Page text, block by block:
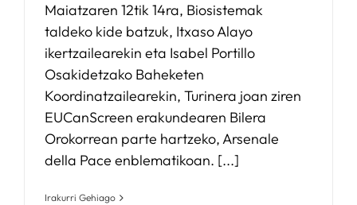
Maiatzaren 12tik 14ra, Biosistemak
taldeko kide batzuk, Itxaso Alayo
ikertzailearekin eta Isabel Portillo
Osakidetzako Baheketen
Koordinatzailearekin, Turinera joan ziren
EUCanScreen erakundearen Bilera
Orokorrean parte hartzeko, Arsenale
della Pace enblematikoan. [...]
Irakurri Gehiago